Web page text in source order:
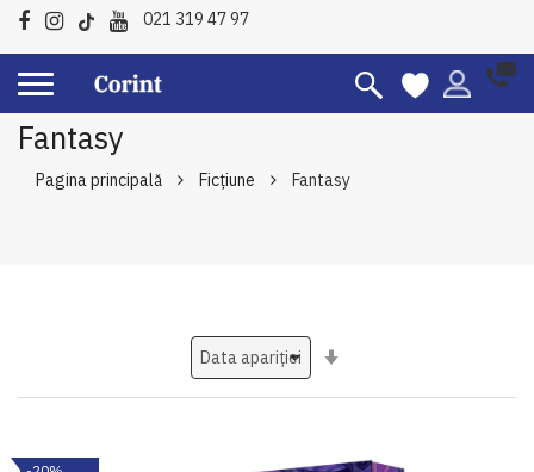
021 319 47 97
Fantasy
Pagina principală Ficțiune Fantasy